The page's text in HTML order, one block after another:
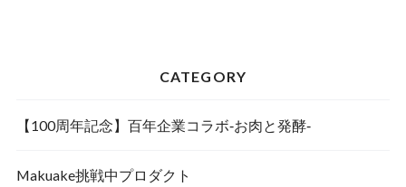
CATEGORY
【100周年記念】百年企業コラボ‐お肉と発酵‐
Makuake挑戦中プロダクト